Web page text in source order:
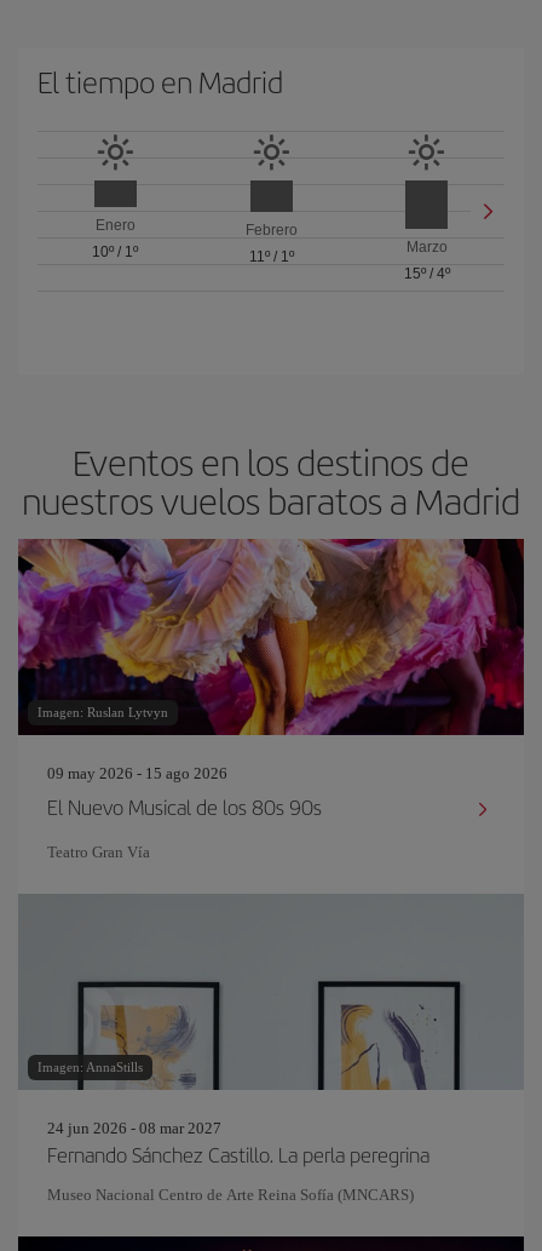
El tiempo en Madrid
Enero
10º / 1º
Febrero
11º/ 1º
Marzo
15º/ 4º
Eventos en los destinos de
nuestros vuelos baratos a Madrid
Imagen: Ruslan Lytvyn
09 may 2026 - 15 ago 2026
El Nuevo Musical de los 80s 90s
Teatro Gran Vía
Imagen: AnnaStills
24 jun 2026 - 08 mar 2027
Fernando Sánchez Castillo. La perla peregrina
Museo Nacional Centro de Arte Reina Sofía (MNCARS)